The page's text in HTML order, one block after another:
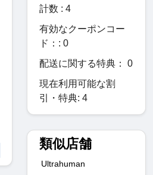
計数 : 4
有効なクーポンコー
ド：: 0
配送に関する特典： 0
現在利用可能な割
引・特典: 4
類似店舗
Ultrahuman